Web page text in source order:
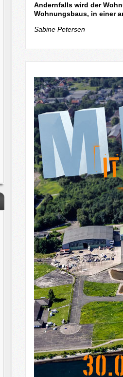
Andernfalls wird der
Wohnungsbaus, in einer
Sabine Petersen